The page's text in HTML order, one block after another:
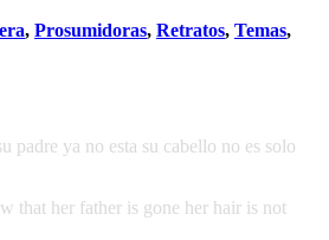
, Prosumidoras, Retratos, Temas,
padre ya no esta su cabello no es solo
that her father is gone her hair is not